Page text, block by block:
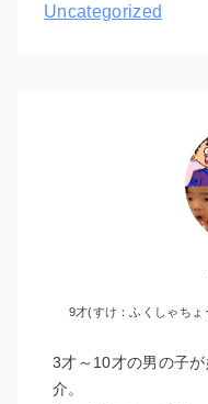
Uncategorized
9才(すけ：ふくしゃち
3才～10才の男の子
介。